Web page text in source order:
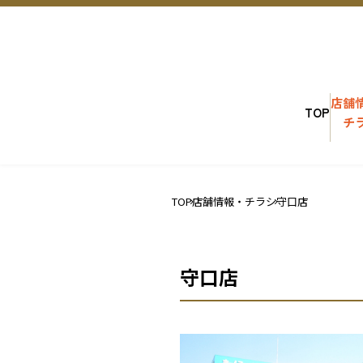
TOP
店舗
チ
TOP店舗情報・チラシ守口店
守口店